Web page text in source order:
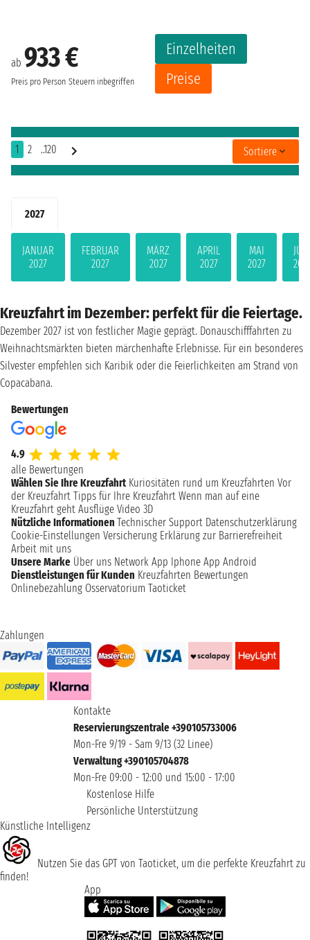
2027
JANUAR
2027
FEBRUAR
2027
MÄRZ
2027
APRIL
2027
MAI
2027
Kreuzfahrt im Dezember: perfekt für die Feiertage.
Dezember 2027 ist von festlicher Magie geprägt. Donauschifffahrten zu
Weihnachtsmärkten bieten märchenhafte Erlebnisse. Für ein besonderes
Silvester empfehlen sich Karibik oder die Feierlichkeiten am Strand von
Copacabana.
ab 933 €
Preis pro Person Steuern inbegriffen
Einzelheiten
Preise
1 2 ..120 Sortiere
Bewertungen
4.9
alle Bewertungen
Wählen Sie Ihre Kreuzfahrt Kuriositäten rund um Kreuzfahrten Vor
der Kreuzfahrt Tipps für Ihre Kreuzfahrt Wenn man auf eine
Kreuzfahrt geht Ausflüge Video 3D
Nützliche Informationen Technischer Support Datenschutzerklärung
Cookie-Einstellungen Versicherung Erklärung zur Barrierefreiheit
Arbeit mit uns
Unsere Marke Über uns Network App Iphone App Android
Dienstleistungen für Kunden Kreuzfahrten Bewertungen
Onlinebezahlung Osservatorium Taoticket
Zahlungen
Kontakte
Reservierungszentrale +390105733006
Mon-Fre 9/19 - Sam 9/13 (32 Linee)
Verwaltung +390105704878
Mon-Fre 09:00 - 12:00 und 15:00 - 17:00
Kostenlose Hilfe
Persönliche Unterstützung
Künstliche Intelligenz
Nutzen Sie das GPT von Taoticket, um die perfekte Kreuzfahrt zu
finden!
App